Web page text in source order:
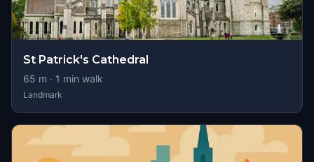
St Patrick's Cathedral
65 m · 1 min walk
Landmark